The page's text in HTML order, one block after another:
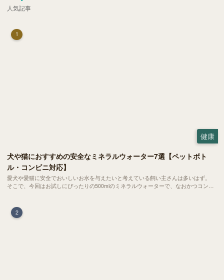
人気記事
1
健康
犬や猫におすすめの安全なミネラルウォーター7選【ペットボト
ル・コンビニ対応】
愛犬や愛猫に安全でおいしいお水を与えたいと考えている飼い主さんは多いはず。
そこで、今回はお試しにぴったりの500mlのミネラルウォーターで、なおかつコンビ
2